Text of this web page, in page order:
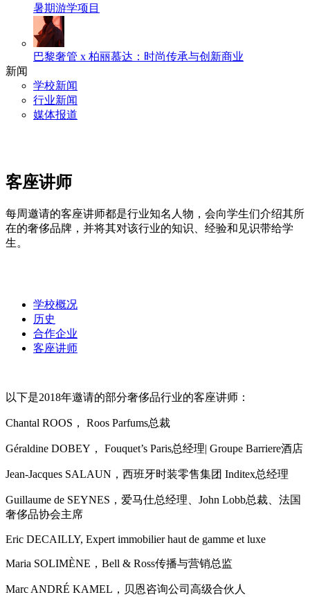
暑期游学项目
巴黎奢管 x 柏丽慕达：时尚传承与创新商业
新闻
学校新闻
行业新闻
媒体报道
客座讲师
每周邀请的客座讲师都是行业知名人物，会向学生们介绍其所
在的奢侈品牌，并将其对该行业的知识、经验和见识带给学
生。
学校概况
历史
合作企业
客座讲师
以下是2018年邀请的部分奢侈品行业的客座讲师：
Chantal ROOS， Roos Parfums总裁
Géraldine DOBEY， Fouquet’s Paris总经理| Groupe Barriere酒店
Jean-Jacques SALAUN，西班牙时装零售集团 Inditex总经理
Guillaume de SEYNES，爱马仕总经理、John Lobb总裁、法国
奢侈品协会主席
Eric DECAILLY, Expert immobilier haut de gamme et luxe
Maria SOLIMÈNE，Bell & Ross传播与营销总监
Marc ANDRÉ KAMEL，贝恩咨询公司高级合伙人